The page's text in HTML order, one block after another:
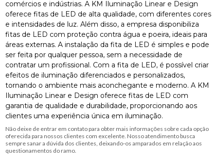
comércios e indústrias. A KM Iluminação Linear e Design
oferece fitas de LED de alta qualidade, com diferentes cores
e intensidades de luz. Além disso, a empresa disponibiliza
fitas de LED com proteção contra água e poeira, ideais para
áreas externas. A instalação da fita de LED é simples e pode
ser feita por qualquer pessoa, sem a necessidade de
contratar um profissional. Com a fita de LED, é possível criar
efeitos de iluminação diferenciados e personalizados,
tornando o ambiente mais aconchegante e moderno. A KM
Iluminação Linear e Design oferece fitas de LED com
garantia de qualidade e durabilidade, proporcionando aos
clientes uma experiência única em iluminação.
Não deixe de entrar em contato para obter mais informações sobre cada opção
oferecida para nossos clientes com excelente. Nosso atendimento busca
sempre sanar a dúvida dos clientes, deixando-os amparados em relação aos
questionamentos do ramo.